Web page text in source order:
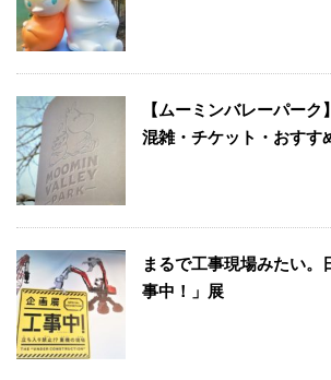
【ムーミンバレーパーク
混雑・チケット・おすす
まるで工事現場みたい。
事中！」展